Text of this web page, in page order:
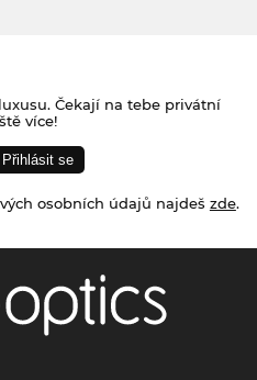
Čekají na tebe privátní
více!
osobních údajů najdeš zde.